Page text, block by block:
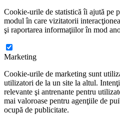
Cookie-urile de statistică îi ajută pe
modul în care vizitatorii
şi raportarea informaţiilor în mod
Marketing
Cookie-urile de marketing sunt
utilizatori de la un site la altul.
relevante şi antrenante pentru
mai valoroase pentru agenţiile de
ocupă de publicitate.